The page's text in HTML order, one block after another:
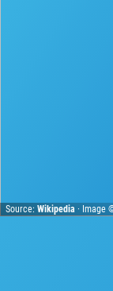
Source:Wikipedia · Image